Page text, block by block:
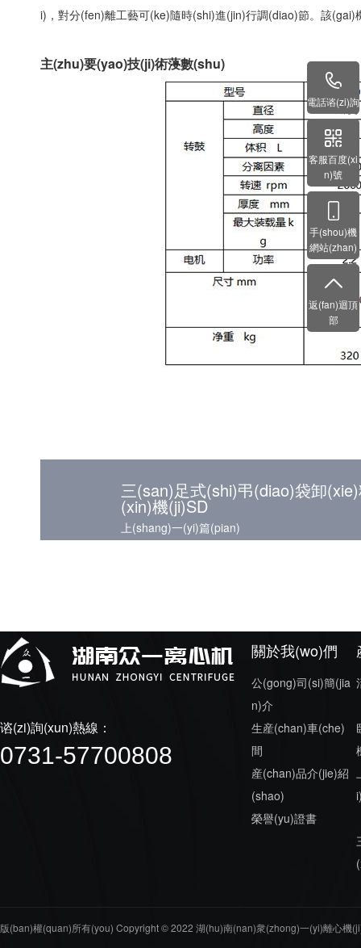
i)，對分(fen)離工藝可(ke)隨時(shi)進(jin)行調(diao)節。該(gai)機
主(zhu)要(yao)技(ji)術蓡數(shu)
三(san)足式(shi)弔(diao)袋卸
(xin)機(ji)SD
上(shang)一(yi)篇(pian)
谘(zi)詢(xun)熱線：
0731-57700808
關於我(wo)們
公(gong)司(si)簡(jia
n)介
生産(chan)車(che)
間
産(chan)品介(jie)紹
(shao)
榮譽(yu)證書
版(ban)權(quan)所有(you) Copyright © 2022 湖(hu)南(nan)衆(zhong)一(yi)離心機
電話谘(zi)詢
客服百度(xi
n)號
手(shou)機
網站(zhan)
返(fan)迴頂
部